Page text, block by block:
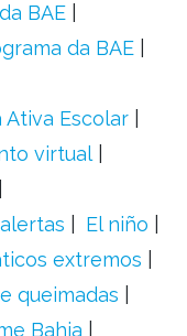
BAE
da BAE
Escolar
virtual
El niño
extremos
queimadas
Bahia